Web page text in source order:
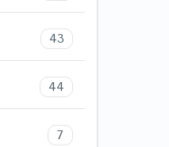
43
44
7